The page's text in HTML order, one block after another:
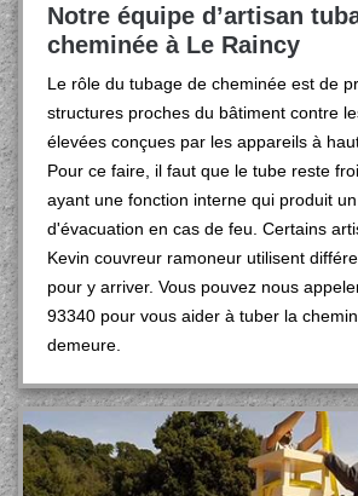
Notre équipe d’artisan
cheminée à Le Raincy
Le rôle du tubage de cheminée est de
structures proches du bâtiment contre
élevées conçues par les appareils à
Pour ce faire, il faut que le tube reste
ayant une fonction interne qui produit
d'évacuation en cas de feu. Certains
Kevin couvreur ramoneur utilisent
pour y arriver. Vous pouvez nous
93340 pour vous aider à tuber la
demeure.